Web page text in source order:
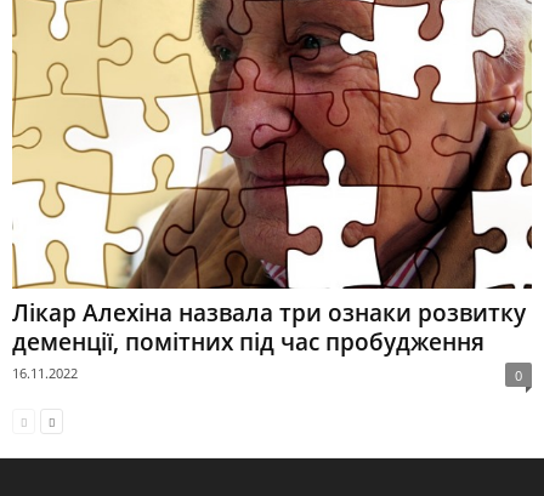
Лікар Алехіна назвала три ознаки розвитку
деменції, помітних під час пробудження
16.11.2022 0